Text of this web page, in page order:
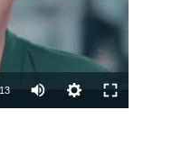
available